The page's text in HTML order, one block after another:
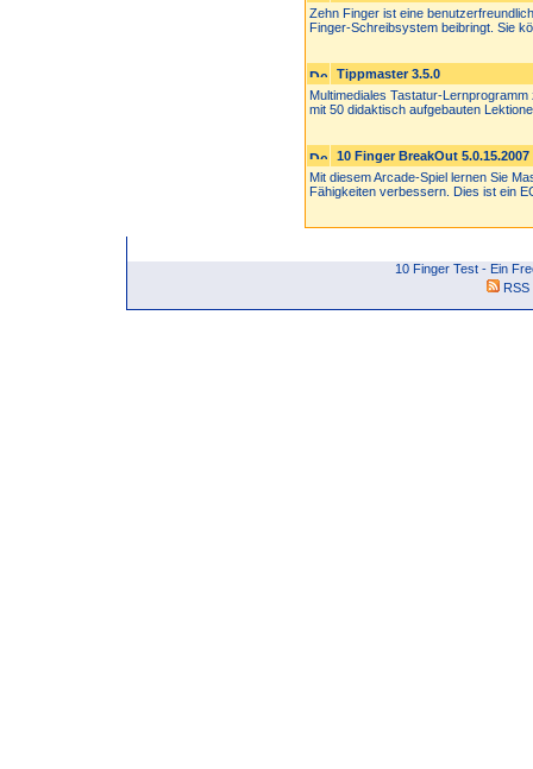
Zehn Finger ist eine
Finger-Schreibsystem beibringt. Sie
Tippmaster 3.5.0
Multimediales Tastatur-
mit 50 didaktisch aufgebauten
10 Finger BreakOut 5.0.15.2007
Mit diesem Arcade-Spiel lernen Sie
Fähigkeiten verbessern. Dies ist ein
10 Finger Test - Ein